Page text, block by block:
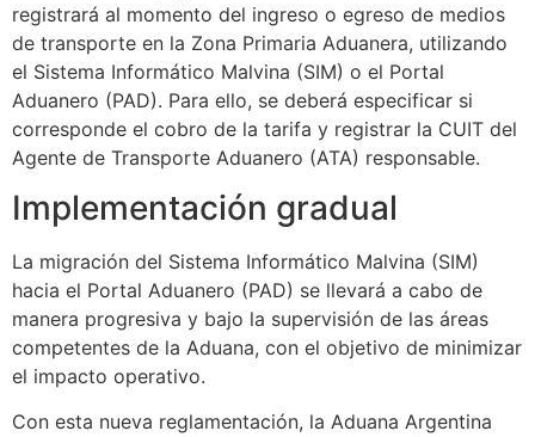
registrará al momento del ingreso o egreso de medios
de transporte en la Zona Primaria Aduanera, utilizando
el Sistema Informático Malvina (SIM) o el Portal
Aduanero (PAD). Para ello, se deberá especificar si
corresponde el cobro de la tarifa y registrar la CUIT del
Agente de Transporte Aduanero (ATA) responsable.
Implementación gradual
La migración del Sistema Informático Malvina (SIM)
hacia el Portal Aduanero (PAD) se llevará a cabo de
manera progresiva y bajo la supervisión de las áreas
competentes de la Aduana, con el objetivo de minimizar
el impacto operativo.
Con esta nueva reglamentación, la Aduana Argentina